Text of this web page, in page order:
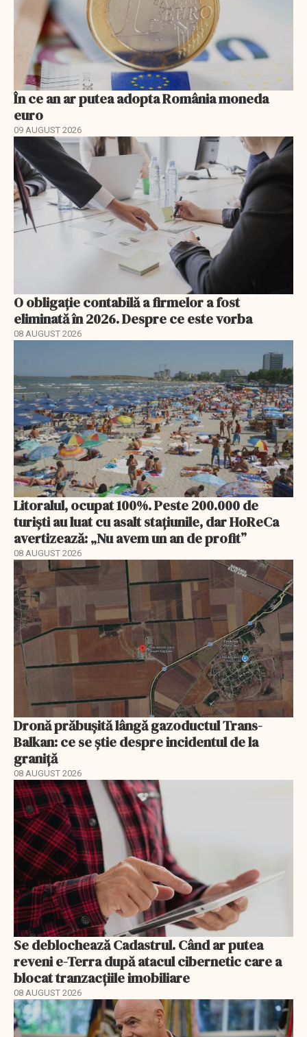
În ce an ar putea adopta România moneda
euro
09 AUGUST 2026
O obligație contabilă a firmelor a fost
eliminată în 2026. Despre ce este vorba
08 AUGUST 2026
Litoralul, ocupat 100%. Peste 200.000 de
turiști au luat cu asalt stațiunile, dar HoReCa
avertizează: „Nu avem un an de profit”
08 AUGUST 2026
Dronă prăbușită lângă gazoductul Trans-
Balkan: ce se știe despre incidentul de la
graniță
08 AUGUST 2026
Se deblochează Cadastrul. Când ar putea
reveni e-Terra după atacul cibernetic care a
blocat tranzacțiile imobiliare
08 AUGUST 2026